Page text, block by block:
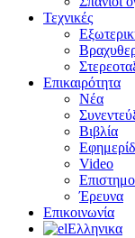
Τεχνικές
Επικαιρότητα
Νέα
Βιβλία
Video
Έρευνα
Επικοινωνία
Ελληνικα